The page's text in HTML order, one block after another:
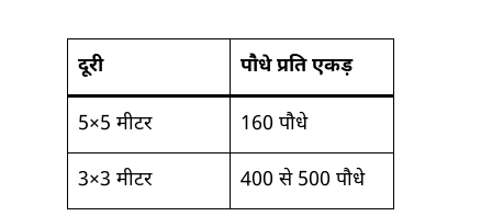
दूरी पौधे प्रति एकड़
5×5 मीटर 160 पौधे
3×3 मीटर 400 से 500 पौधे